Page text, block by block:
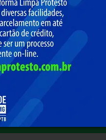
induzidas a acreditar
Clínica da Alma,
que necessitam
são encaminhados para
feito para a mulher, e vice-